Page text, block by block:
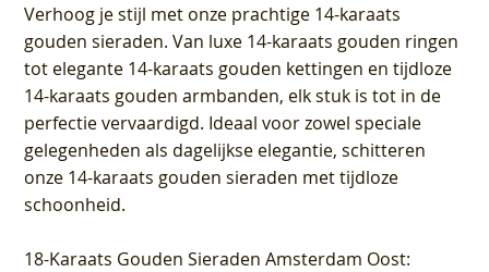
Verhoog je stijl met onze prachtige 14-karaats
gouden sieraden. Van luxe 14-karaats gouden ringen
tot elegante 14-karaats gouden kettingen en tijdloze
14-karaats gouden armbanden, elk stuk is tot in de
perfectie vervaardigd. Ideaal voor zowel speciale
gelegenheden als dagelijkse elegantie, schitteren
onze 14-karaats gouden sieraden met tijdloze
schoonheid.
18-Karaats Gouden Sieraden Amsterdam Oost: